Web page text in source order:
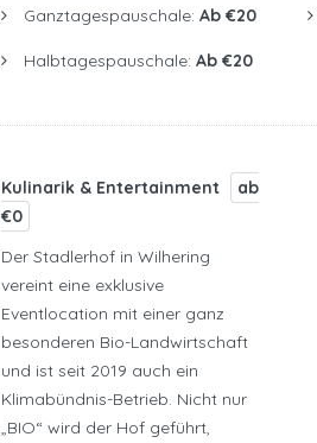
Ganztagespauschale: Ab €20
Halbtagespauschale: Ab €20
Kulinarik & Entertainment
ab
€0
Der Stadlerhof in Wilhering
vereint eine exklusive
Eventlocation mit einer ganz
besonderen Bio-Landwirtschaft
und ist seit 2019 auch ein
Klimabündnis-Betrieb. Nicht nur
„BIO“ wird der Hof geführt,